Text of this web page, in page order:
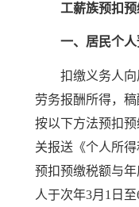
工薪族预扣预
一、居民个人
扣缴义务人向居
劳务报酬所得，稿
按以下方法预扣
关报送《个人所
预扣预缴税额与
人于次年3月1日